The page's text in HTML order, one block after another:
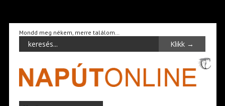
Mondd meg nékem, merre találom…